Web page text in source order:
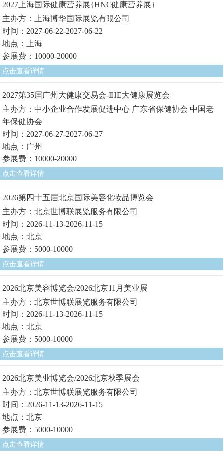
2027上海国际健康营养展{HNC健康营养展}
主办方：上海博华国际展览有限公司
时间：2027-06-22-2027-06-22
地点：上海
参展费：10000-20000
点击查看详情
2027第35届广州大健康交易会-IHE大健康展览会
主办方：中小企业合作发展促进中心 广东省保健协会 中国老
年保健协会
时间：2027-06-27-2027-06-27
地点：广州
参展费：10000-20000
点击查看详情
2026第四十五届北京国际美容化妆品博览会
主办方：北京世博联展览服务有限公司
时间：2026-11-13-2026-11-15
地点：北京
参展费：5000-10000
点击查看详情
2026北京美容博览会/2026北京11月美业展
主办方：北京世博联展览服务有限公司
时间：2026-11-13-2026-11-15
地点：北京
参展费：5000-10000
点击查看详情
2026北京美业博览会/2026北京秋季展会
主办方：北京世博联展览服务有限公司
时间：2026-11-13-2026-11-15
地点：北京
参展费：5000-10000
点击查看详情